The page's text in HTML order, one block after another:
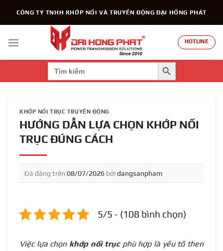
dung
CÔNG TY TNHH KHỚP NỐI VÀ TRUYỀN ĐỘNG ĐẠI HỒNG PHÁT
HOTLINE
Search
for:
SEARCH BUTTON
KHỚP NỐI TRỤC TRUYỀN ĐỘNG
HƯỚNG DẪN LỰA CHỌN KHỚP NỐI
TRỤC ĐÚNG CÁCH
Đã đăng trên 08/07/2026 bởidangsanpham
5/5 - (108 bình chọn)
Việc lựa chọn khớp nối trụcphù hợp là yếu tố then